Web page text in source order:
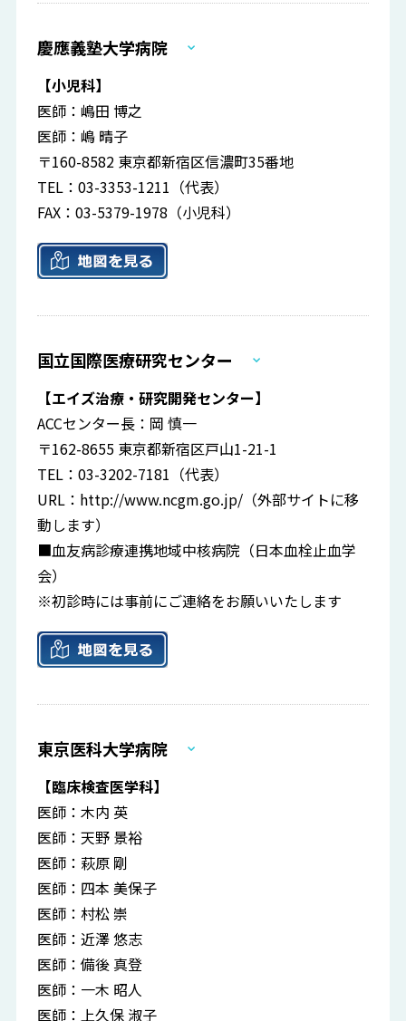
慶應義塾大学病院
【小児科】
医師：嶋田 博之
医師：嶋 晴子
〒160-8582 東京都新宿区信濃町35番地
TEL：03-3353-1211（代表）
FAX：03-5379-1978（小児科）
国立国際医療研究センター
【エイズ治療・研究開発センター】
ACCセンター長：岡 慎一
〒162-8655 東京都新宿区戸山1-21-1
TEL：03-3202-7181（代表）
URL： http://www.ncgm.go.jp/ （外部サイトに移
動します）
■血友病診療連携地域中核病院（日本血栓止血学
会）
※初診時には事前にご連絡をお願いいたします
東京医科大学病院
【臨床検査医学科】
医師：木内 英
医師：天野 景裕
医師：萩原 剛
医師：四本 美保子
医師：村松 崇
医師：近澤 悠志
医師：備後 真登
医師：一木 昭人
医師：上久保 淑子